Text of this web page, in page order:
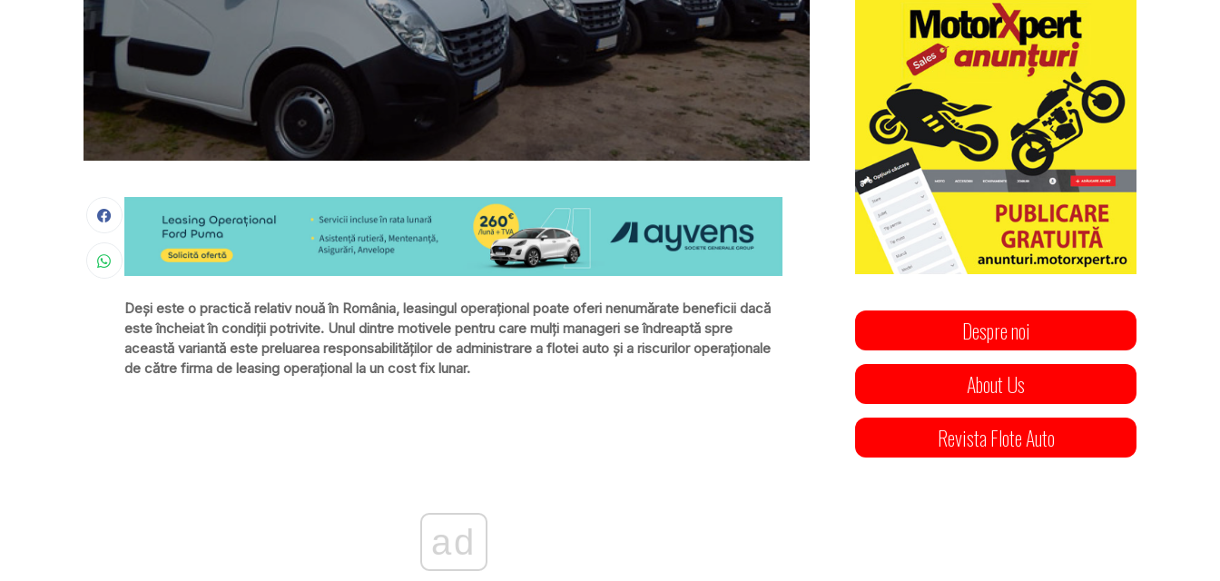
Deşi este o practică relativ nouă în România, leasingul operaţional poate oferi nenumărate beneficii dacă
este încheiat în condiţii potrivite. Unul dintre motivele pentru care mulţi manageri se îndreaptă spre
această variantă este preluarea responsabilităţilor de administrare a flotei auto şi a riscurilor operaţionale
de către firma de leasing operaţional la un cost fix lunar.
ad
Despre noi
About Us
Revista Flote Auto